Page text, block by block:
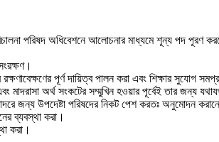
পরিষদ অধিবেশনে আলোচনার মাধ্যমে শূন্য পদ পূরণ
পূর্ণ দায়িত্ব পালন করা এবং শিক্ষার সুযোগ
মাদরাসা অর্থ সংকটের সম্মুখিন হওয়ার পূর্বেই তার জন্য
জন্য উপদেষ্টা পরিষদের নিকট পেশ করতঃ অনুমোদন
ব্যবস্থা করা।
করা।